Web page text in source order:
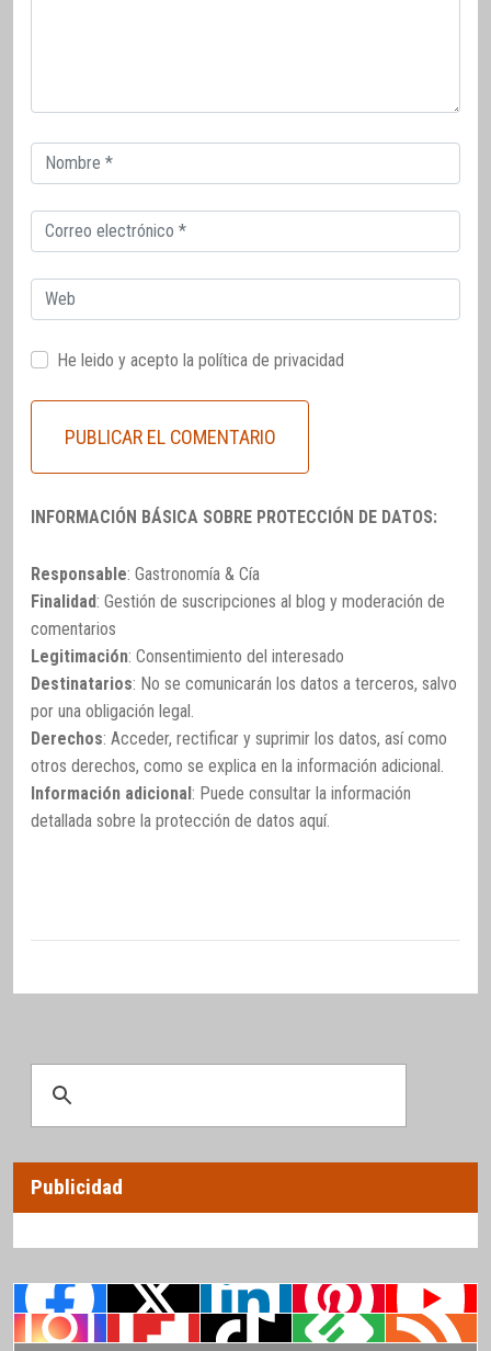
Correo
electrónico
Correo
electrónico
Web
He leido y acepto la política de privacidad
INFORMACIÓN BÁSICA SOBRE PROTECCIÓN DE DATOS:
Responsable: Gastronomía & Cía
Finalidad: Gestión de suscripciones al blog y moderación de
comentarios
Legitimación: Consentimiento del interesado
Destinatarios: No se comunicarán los datos a terceros, salvo
por una obligación legal.
Derechos: Acceder, rectificar y suprimir los datos, así como
otros derechos, como se explica en la información adicional.
Información adicional : Puede consultar la información
detallada sobre la protección de datos aquí.
Publicidad